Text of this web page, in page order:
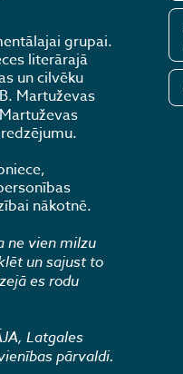
grupai.
literārajā
un cilvēku
Martuževas
nākotnē.
ne vien milzu
un sajust to
es rodu
Latgales
pārvaldi.